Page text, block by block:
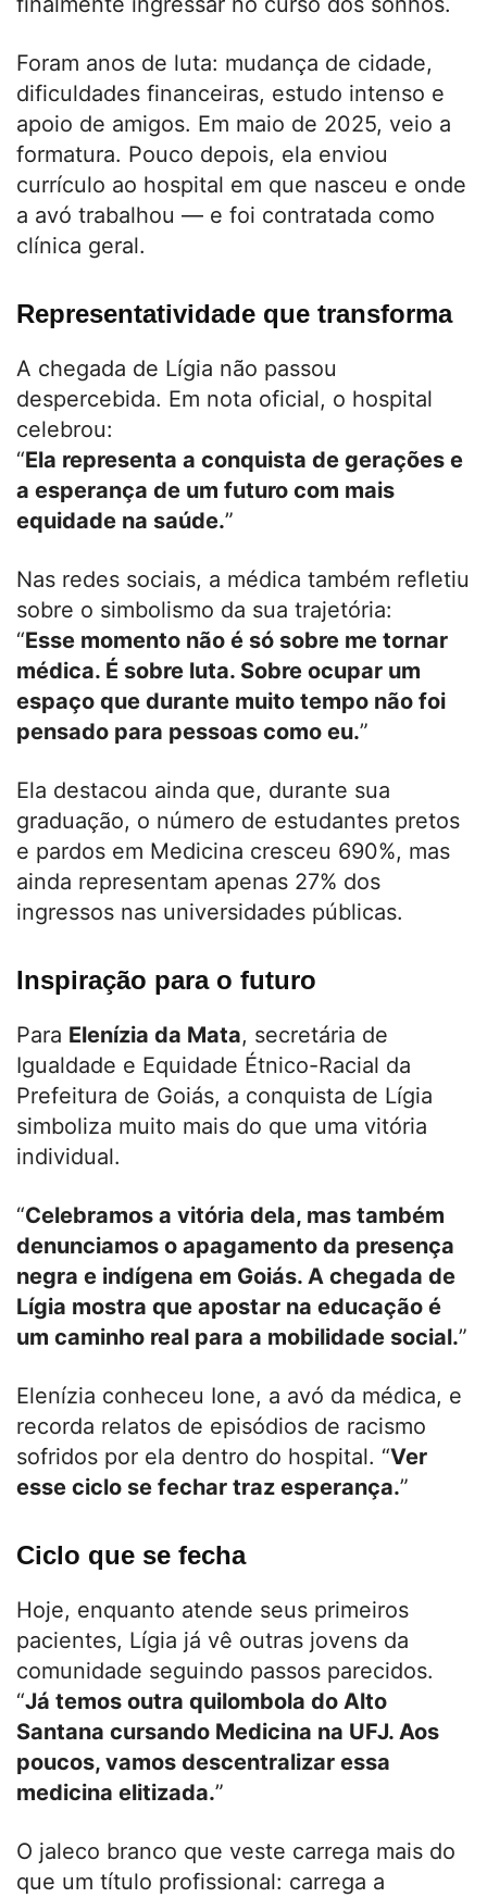
Foram anos de luta: mudança de cidade,
dificuldades financeiras, estudo intenso e
apoio de amigos. Em maio de 2025, veio a
formatura. Pouco depois, ela enviou
currículo ao hospital em que nasceu e onde
a avó trabalhou — e foi contratada como
clínica geral.
Representatividade que transforma
A chegada de Lígia não passou
despercebida. Em nota oficial, o hospital
celebrou:
“Ela representa a conquista de gerações e
a esperança de um futuro com mais
equidade na saúde.”
Nas redes sociais, a médica também refletiu
sobre o simbolismo da sua trajetória:
“Esse momento não é só sobre me tornar
médica. É sobre luta. Sobre ocupar um
espaço que durante muito tempo não foi
pensado para pessoas como eu.”
Ela destacou ainda que, durante sua
graduação, o número de estudantes pretos
e pardos em Medicina cresceu 690%, mas
ainda representam apenas 27% dos
ingressos nas universidades públicas.
Inspiração para o futuro
Para Elenízia da Mata, secretária de
Igualdade e Equidade Étnico-Racial da
Prefeitura de Goiás, a conquista de Lígia
simboliza muito mais do que uma vitória
individual.
“Celebramos a vitória dela, mas também
denunciamos o apagamento da presença
negra e indígena em Goiás. A chegada de
Lígia mostra que apostar na educação é
um caminho real para a mobilidade social.”
Elenízia conheceu Ione, a avó da médica, e
recorda relatos de episódios de racismo
sofridos por ela dentro do hospital. “Ver
esse ciclo se fechar traz esperança.”
Ciclo que se fecha
Hoje, enquanto atende seus primeiros
pacientes, Lígia já vê outras jovens da
comunidade seguindo passos parecidos.
“Já temos outra quilombola do Alto
Santana cursando Medicina na UFJ. Aos
poucos, vamos descentralizar essa
medicina elitizada.”
O jaleco branco que veste carrega mais do
que um título profissional: carrega a